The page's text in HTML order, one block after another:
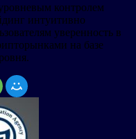
контролем
интуитивно
уверенность в
на базе